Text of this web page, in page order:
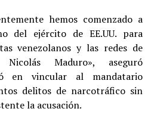
hemos comenzado a
del ejército de EE.UU. para
venezolanos y las redes de
Maduro», aseguró
en vincular al mandatario
delitos de narcotráfico sin
la acusación.